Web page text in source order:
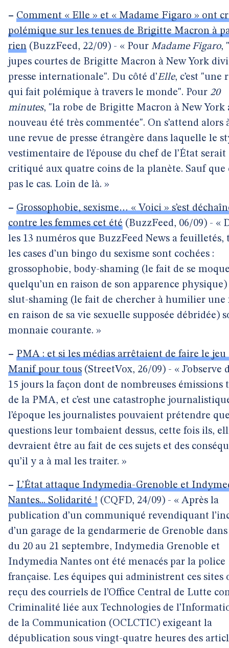
– Comment « Elle » et « Madame Figaro » ont
polémique sur les tenues de Brigitte Macron à
rien (BuzzFeed, 22/09) - « Pour Madame Figaro,
jupes courtes de Brigitte Macron à New York
presse internationale". Du côté d’Elle, c’est "une
qui fait polémique à travers le monde". Pour 20
minutes, "la robe de Brigitte Macron à New York
nouveau été très commentée". On s’attend alors
une revue de presse étrangère dans laquelle le
vestimentaire de l’épouse du chef de l’État serait
critiqué aux quatre coins de la planète. Sauf que
pas le cas. Loin de là. »
– Grossophobie, sexisme… « Voici » s’est
contre les femmes cet été (BuzzFeed, 06/09) - «
les 13 numéros que BuzzFeed News a feuilletés,
les cases d’un bingo du sexisme sont cochées :
grossophobie, body-shaming (le fait de se
quelqu’un en raison de son apparence physique)
slut-shaming (le fait de chercher à humilier une
en raison de sa vie sexuelle supposée débridée)
monnaie courante. »
– PMA : et si les médias arrêtaient de faire le jeu
Manif pour tous (StreetVox, 26/09) - « J’observe
15 jours la façon dont de nombreuses émissions
de la PMA, et c’est une catastrophe
l’époque les journalistes pouvaient prétendre
questions leur tombaient dessus, cette fois ils,
devraient être au fait de ces sujets et des
qu’il y a à mal les traiter. »
– L’État attaque Indymedia-Grenoble et
Nantes... Solidarité ! (CQFD, 24/09) - « Après la
publication d’un communiqué revendiquant
d’un garage de la gendarmerie de Grenoble
du 20 au 21 septembre, Indymedia Grenoble et
Indymedia Nantes ont été menacés par la police
française. Les équipes qui administrent ces sites
reçu des courriels de l’Office Central de Lutte
Criminalité liée aux Technologies de
de la Communication (OCLCTIC) exigeant la
dépublication sous vingt-quatre heures des